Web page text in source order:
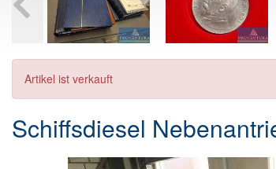
Artikel ist verkauft
Schiffsdiesel